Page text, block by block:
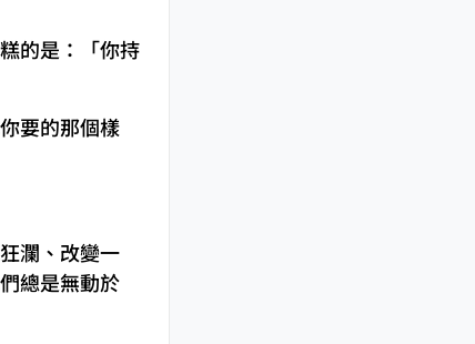
的是：「你持
要的那個樣
瀾、改變一
總是無動於